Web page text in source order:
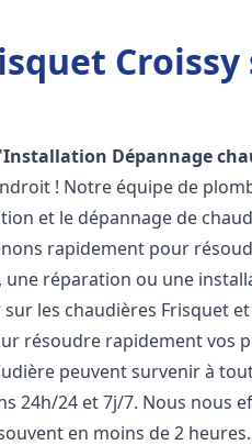
Croissy
Installation Dépannage
! Notre équipe de
et le dépannage de
rapidement pour
réparation ou une
les chaudières Frisquet
résoudre rapidement vos
peuvent survenir à
24h/24 et 7j/7. Nous nous
en moins de 2